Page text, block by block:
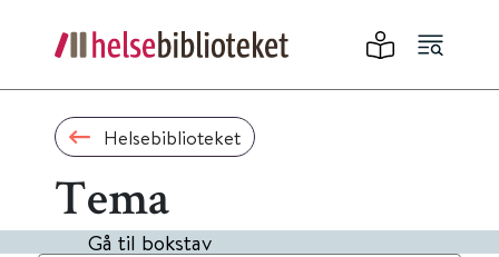
Helsebiblioteket
Tema
Gå til bokstav